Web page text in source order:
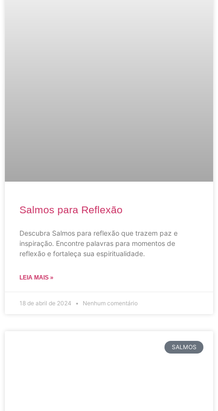
Salmos para Reflexão
Descubra Salmos para reflexão que trazem paz e
inspiração. Encontre palavras para momentos de
reflexão e fortaleça sua espiritualidade.
LEIA MAIS »
18 de abril de 2024 Nenhum comentário
SALMOS